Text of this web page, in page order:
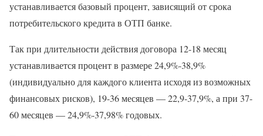
устанавливается базовый процент, зависящий от срока
потребительского кредита в ОТП банке.
Так при длительности действия договора 12-18 месяц
устанавливается процент в размере 24,9%-38,9%
(индивидуально для каждого клиента исходя из возможных
финансовых рисков), 19-36 месяцев — 22,9-37,9%, а при 37-
60 месяцев — 24,9%-37,98% годовых.